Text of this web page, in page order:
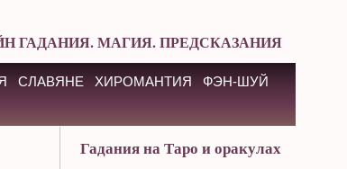
ГАДАНИЯ. МАГИЯ. ПРЕДСКАЗАНИЯ
СЛАВЯНЕ ХИРОМАНТИЯ
ФЭН-ШУЙ
Гадания на Таро и оракулах